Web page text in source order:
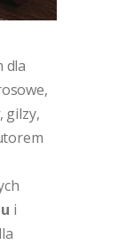
dla
, gilzy,
i